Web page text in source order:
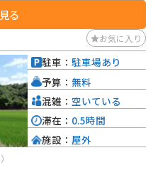
用したアート作品は、特にインス
ります。
る
お気に入り
駐車： 駐車場あり
予算： 無料
混雑： 空いている
滞在： 0.5時間
施設： 屋外